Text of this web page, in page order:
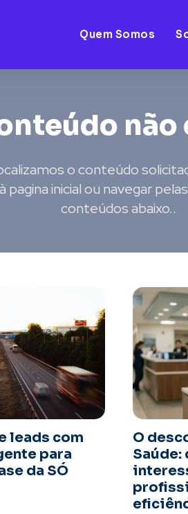
Quem Somos
o conteúdo
pagina inicial ou navegar
conteúdos abaixo..
leads com
para
da SÓ
O
Saúde: